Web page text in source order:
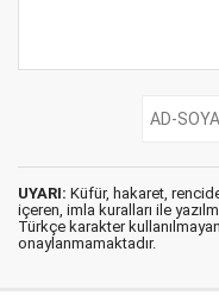
UYARI: Küfür, hakaret,
içeren, imla kuralları ile
Türkçe karakter
onaylanmamaktadır.